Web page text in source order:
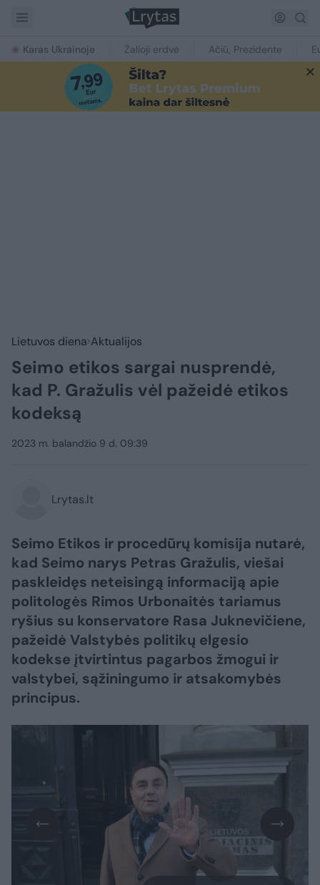
Karas Ukrainoje Žalioji erdvė Ačiū, Prezidente
Lietuvos diena Aktualijos
Seimo etikos sargai nusprendė,
kad P. Gražulis vėl pažeidė etikos
kodeksą
2023 m. balandžio 9 d. 09:39
Lrytas.lt
Seimo Etikos ir procedūrų komisija nutarė,
kad Seimo narys Petras Gražulis, viešai
paskleidęs neteisingą informaciją apie
politologės Rimos Urbonaitės tariamus
ryšius su konservatore Rasa Juknevičiene,
pažeidė Valstybės politikų elgesio
kodekse įtvirtintus pagarbos žmogui ir
valstybei, sąžiningumo ir atsakomybės
principus.